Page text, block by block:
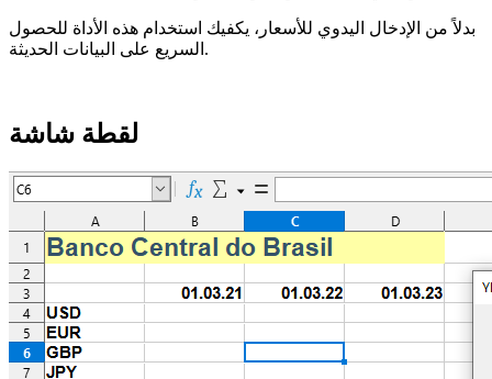
بدلاً من الإدخال اليدوي للأسعار، يكفيك استخدام هذه الأداة للحصول
السريع على البيانات الحديثة.
لقطة شاشة